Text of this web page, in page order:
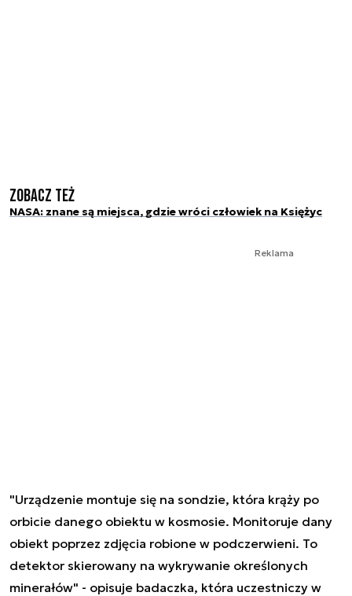
Zobacz też
NASA: znane są miejsca, gdzie wróci człowiek na Księżyc
Reklama
"Urządzenie montuje się na sondzie, która krąży po
orbicie danego obiektu w kosmosie. Monitoruje dany
obiekt poprzez zdjęcia robione w podczerwieni. To
detektor skierowany na wykrywanie określonych
minerałów" - opisuje badaczka, która uczestniczy w